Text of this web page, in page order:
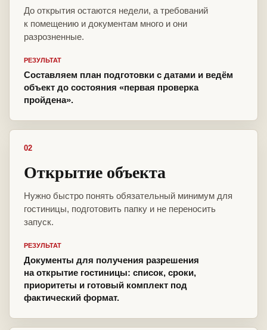
До открытия остаются недели, а требований
к помещению и документам много и они
разрозненные.
РЕЗУЛЬТАТ
Составляем план подготовки с датами и ведём
объект до состояния «первая проверка
пройдена».
02
Открытие объекта
Нужно быстро понять обязательный минимум для
гостиницы, подготовить папку и не переносить
запуск.
РЕЗУЛЬТАТ
Документы для получения разрешения
на открытие гостиницы: список, сроки,
приоритеты и готовый комплект под
фактический формат.